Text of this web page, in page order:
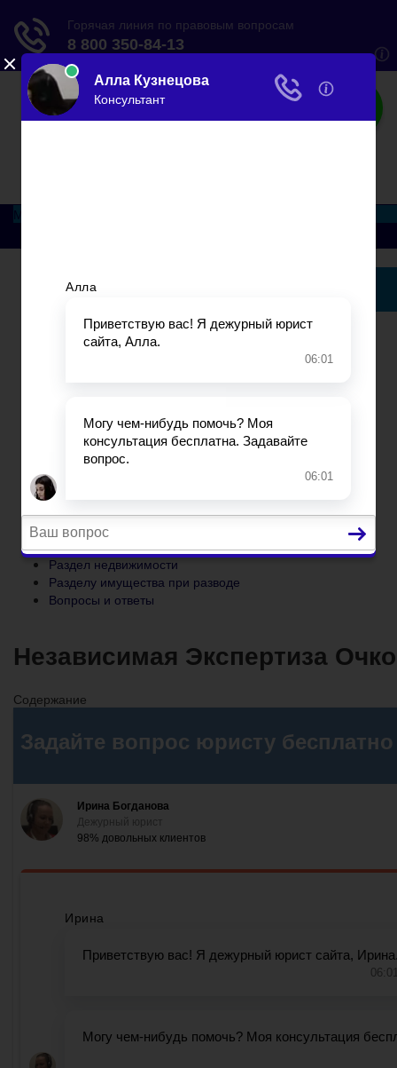
Закон
Меню
Основания и порядок развода
Развод при беременности
Разделу имущества при разводе
Вопросы и ответы
Главная
Основания и порядок развода
Развод при беременности
Раздел недвижимости
Разделу имущества при разводе
Вопросы и ответы
Независимая Экспертиза
Содержание